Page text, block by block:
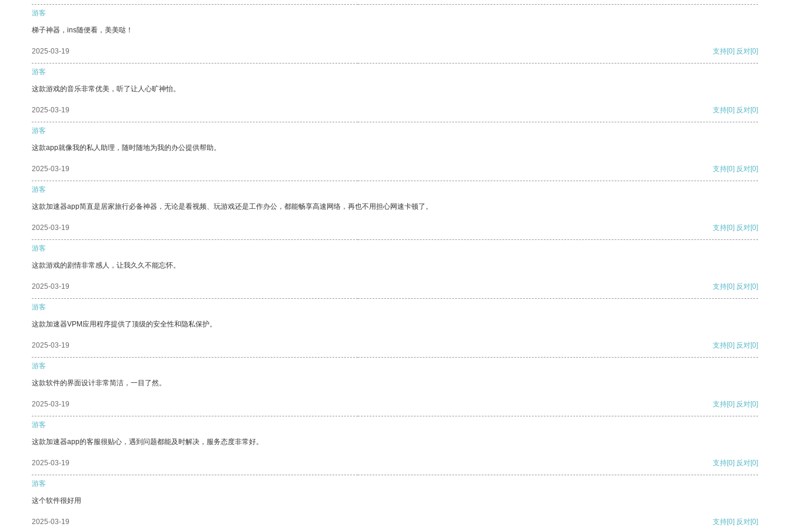
游客
梯子神器，ins随便看，美美哒！
2025-03-19 支持[0] 反对[0]
游客
这款游戏的音乐非常优美，听了让人心旷神怡。
2025-03-19 支持[0] 反对[0]
游客
这款app就像我的私人助理，随时随地为我的办公提供帮助。
2025-03-19 支持[0] 反对[0]
游客
这款加速器app简直是居家旅行必备神器，无论是看视频、玩游戏还是工作办公，都能畅享高速网络，再也不用担心网速卡顿了。
2025-03-19 支持[0] 反对[0]
游客
这款游戏的剧情非常感人，让我久久不能忘怀。
2025-03-19 支持[0] 反对[0]
游客
这款加速器VPM应用程序提供了顶级的安全性和隐私保护。
2025-03-19 支持[0] 反对[0]
游客
这款软件的界面设计非常简洁，一目了然。
2025-03-19 支持[0] 反对[0]
游客
这款加速器app的客服很贴心，遇到问题都能及时解决，服务态度非常好。
2025-03-19 支持[0] 反对[0]
游客
这个软件很好用
2025-03-19 支持[0] 反对[0]